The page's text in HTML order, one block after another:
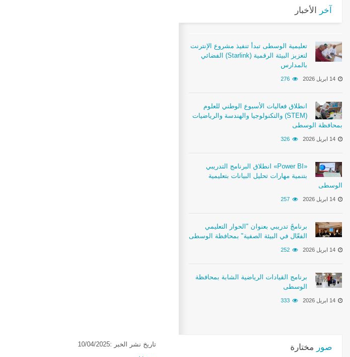
تاريخ نشر الخبر :10/04/2025
آخر الأخبار
تعليمية الوسطى تبدأ تنفيذ مشروع الإنترنت
الفضائي (Starlink) لتعزيز البيئة الرقمية
بالمدارس
14 ابريل 2026 276
انطلاق فعاليات الأسبوع الوطني للعلوم
والتكنولوجيا والهندسة والرياضيات (STEM)
بمحافظة الوسطى
14 ابريل 2026 326
انطلاق البرنامج التدريبي «Power BI»
بتنمية مهارات تحليل البيانات بتعليمية
الوسطى
14 ابريل 2026 257
برنامجً تدريبي بعنوان "الحوار التعليمي
الفعّال في البيئة الصفية" بمحافظة الوسطى
14 ابريل 2026 252
برنامج القيادات الرياضية الشابة بمحافظة
الوسطى
14 ابريل 2026 333
صور مختارة